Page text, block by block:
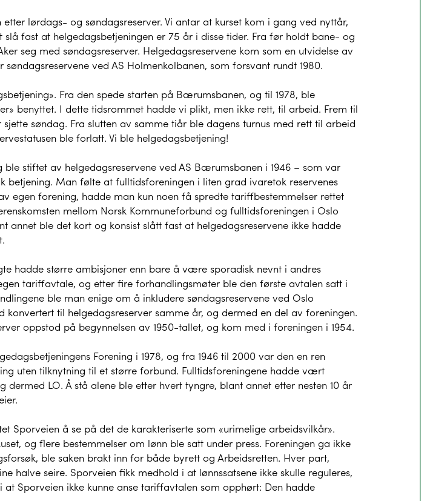
lørdags- og søndagsreserver. Vi antar at kurset kom i gang ved nyttår,
fast at helgedagsbetjeningen er 75 år i disse tider. Fra før holdt bane- og
seg med søndagsreserver. Helgedagsreservene kom som en utvidelse av
ved AS Holmenkolbanen, som forsvant rundt 1980.
Fra den spede starten på Bærumsbanen, og til 1978, ble
benyttet. I dette tidsrommet hadde vi plikt, men ikke rett, til arbeid. Frem til
søndag. Fra slutten av samme tiår ble dagens turnus med rett til arbeid
ble forlatt. Vi ble helgedagsbetjening!
ble stiftet av helgedagsreservene ved AS Bærumsbanen i 1946 – som var
betjening. Man følte at fulltidsforeningen i liten grad ivaretok reservenes
egen forening, hadde man kun noen få spredte tariffbestemmelser rettet
mellom Norsk Kommuneforbund og fulltidsforeningen i Oslo
annet ble det kort og konsist slått fast at helgedagsreservene ikke hadde
hadde større ambisjoner enn bare å være sporadisk nevnt i andres
tariffavtale, og etter fire forhandlingsmøter ble den første avtalen satt i
ble man enige om å inkludere søndagsreservene ved Oslo
konvertert til helgedagsreserver samme år, og dermed en del av foreningen.
oppstod på begynnelsen av 1950-tallet, og kom med i foreningen i 1954.
Forening i 1978, og fra 1946 til 2000 var den en ren
uten tilknytning til et større forbund. Fulltidsforeningene hadde vært
dermed LO. Å stå alene ble etter hvert tyngre, blant annet etter nesten 10 år
Sporveien å se på det de karakteriserte som «urimelige arbeidsvilkår».
og flere bestemmelser om lønn ble satt under press. Foreningen ga ikke
ble saken brakt inn for både byrett og Arbeidsretten. Hver part,
halve seire. Sporveien fikk medhold i at lønnssatsene ikke skulle reguleres,
Sporveien ikke kunne anse tariffavtalen som opphørt: Den hadde